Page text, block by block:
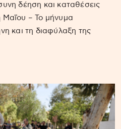
δέηση και καταθέσεις
Μαΐου – Το μήνυμα
και τη διαφύλαξη της